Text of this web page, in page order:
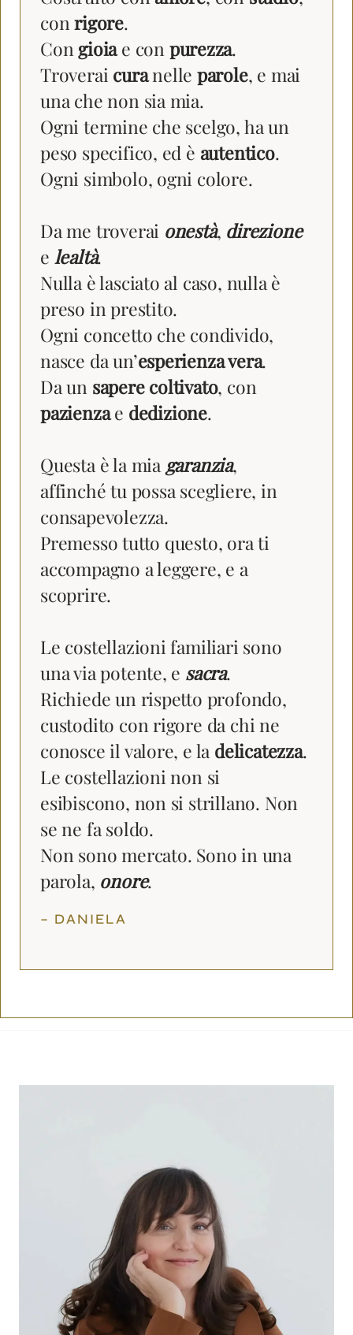
conrigore.
Con gioiae con purezza.
Troverai curanelle parole, e mai
una che non sia mia.
Ogni termine che scelgo, ha un
peso specifico, ed è autentico.
Ogni simbolo, ogni colore.
Da me troverai onestà, direzione
e lealtà.
Nulla è lasciato al caso, nulla è
preso in prestito.
Ogni concetto che condivido,
nasce da un’esperienza vera.
Da un sapere coltivato, con
pazienzae dedizione.
Questa è la mia garanzia,
affinché tu possa scegliere, in
consapevolezza.
Premesso tutto questo, ora ti
accompagno a leggere, e a
scoprire.
Le costellazioni familiari sono
una via potente, e sacra.
Richiede un rispetto profondo,
custodito con rigore da chi ne
conosce il valore, e la delicatezza.
Le costellazioni non si
esibiscono, non si strillano. Non
se ne fa soldo.
Non sono mercato. Sono in una
parola, onore.
– DANIELA